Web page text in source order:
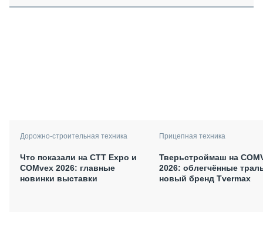
Дорожно-строительная техника
Что показали на CTT Expo и
COMvex 2026: главные
новинки выставки
Прицепная техника
Тверьстроймаш на
2026: облегчённые
новый бренд Tvermax